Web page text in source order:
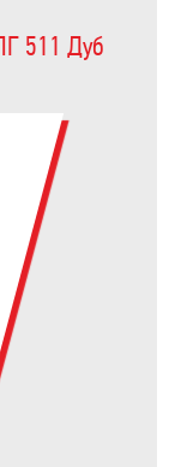
511 Дуб